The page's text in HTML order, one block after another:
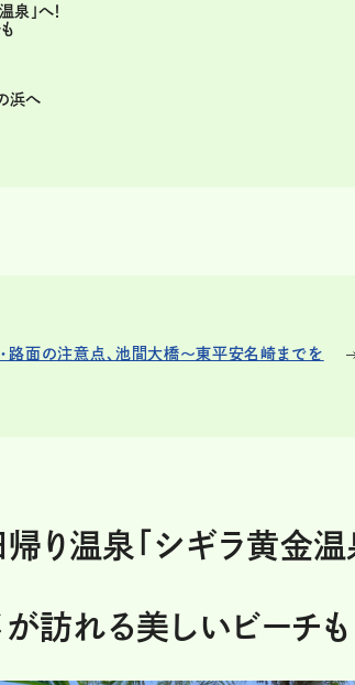
」へ！
浜へ
路面の注意点、池間大橋～東平安名崎までを
り温泉「シギラ黄金温
が訪れる美しいビーチも